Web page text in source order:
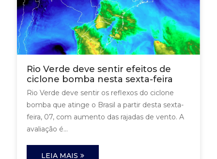
Rio Verde deve sentir efeitos de
ciclone bomba nesta sexta-feira
Rio Verde deve sentir os reflexos do ciclone
bomba que atinge o Brasil a partir desta sexta-
feira, 07, com aumento das rajadas de vento. A
avaliação é...
LEIA MAIS